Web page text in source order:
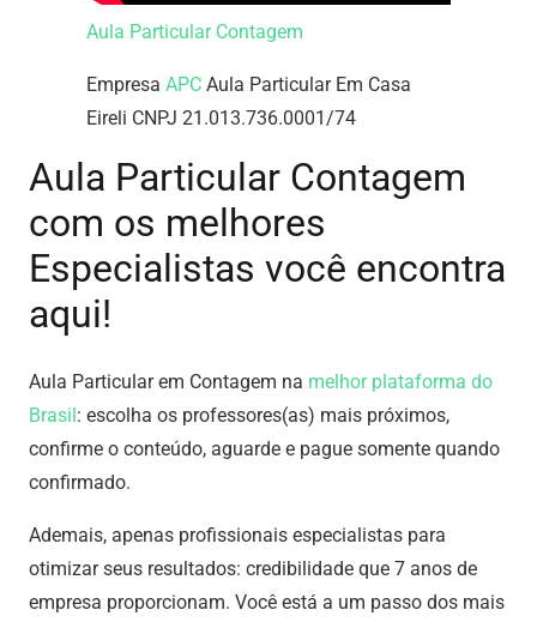
Aula Particular Contagem
Empresa APC Aula Particular Em Casa
Eireli CNPJ 21.013.736.0001/74
Aula Particular Contagem
com os melhores
Especialistas você encontra
aqui!
Aula Particular em Contagem na melhor plataforma do
Brasil: escolha os professores(as) mais próximos,
confirme o conteúdo, aguarde e pague somente quando
confirmado.
Ademais, apenas profissionais especialistas para
otimizar seus resultados: credibilidade que 7 anos de
empresa proporcionam. Você está a um passo dos mais